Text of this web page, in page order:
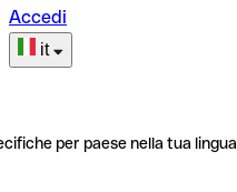
Accedi
it
per paese nella tua lingua